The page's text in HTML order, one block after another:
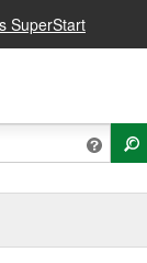
SuperStart